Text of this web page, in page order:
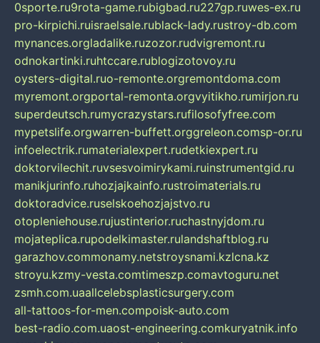
0sporte.ru9rota-game.rubigbad.ru227gp.ruwes-ex.ru
pro-kirpichi.ruisraelsale.rublack-lady.rustroy-db.com
mynances.orgladalike.ruzozor.rudvigremont.ru
odnokartinki.ruhtccare.rublogizotovoy.ru
oysters-digital.ruo-remonte.orgremontdoma.com
myremont.orgportal-remonta.orgvyitikho.rumirjon.ru
superdeutsch.rumycrazystars.rufilosofyfree.com
mypetslife.orgwarren-buffett.orggreleon.comsp-or.ru
infoelectrik.rumaterialexpert.rudetkiexpert.ru
doktorvilechit.ruvsesvoimirykami.ruinstrumentgid.ru
manikjurinfo.ruhozjajkainfo.rustroimaterials.ru
doktoradvice.ruselskoehozjajstvo.ru
otopleniehouse.rujustinterior.ruchastnyjdom.ru
mojateplica.rupodelkimaster.rulandshaftblog.ru
garazhov.commonamy.netstroysnami.kzlcna.kz
stroyu.kzmy-vesta.comtimeszp.comavtoguru.net
zsmh.com.uaallcelebsplasticsurgery.com
all-tattoos-for-men.compoisk-auto.com
best-radio.com.uaost-engineering.comkuryatnik.info